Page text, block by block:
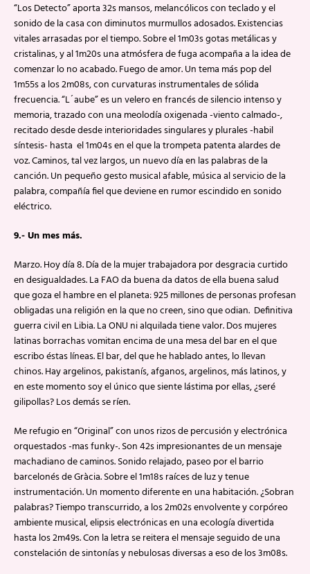
“Los Detecto” aporta 32s mansos, melancólicos con teclado y el
sonido de la casa con diminutos murmullos adosados. Existencias
vitales arrasadas por el tiempo. Sobre el 1m03s gotas metálicas y
cristalinas, y al 1m20s una atmósfera de fuga acompaña a la idea de
comenzar lo no acabado. Fuego de amor. Un tema más pop del
1m55s a los 2m08s, con curvaturas instrumentales de sólida
frecuencia. “L´aube” es un velero en francés de silencio intenso y
memoria, trazado con una meolodía oxigenada -viento calmado-,
recitado desde desde interioridades singulares y plurales -habil
síntesis- hasta el 1m04s en el que la trompeta patenta alardes de
voz. Caminos, tal vez largos, un nuevo día en las palabras de la
canción. Un pequeño gesto musical afable, música al servicio de la
palabra, compañía fiel que deviene en rumor escindido en sonido
eléctrico.
9.- Un mes más.
Marzo. Hoy día 8. Día de la mujer trabajadora por desgracia curtido
en desigualdades. La FAO da buena da datos de ella buena salud
que goza el hambre en el planeta: 925 millones de personas profesan
obligadas una religión en la que no creen, sino que odian. Definitiva
guerra civil en Libia. La ONU ni alquilada tiene valor. Dos mujeres
latinas borrachas vomitan encima de una mesa del bar en el que
escribo éstas líneas. El bar, del que he hablado antes, lo llevan
chinos. Hay argelinos, pakistanís, afganos, argelinos, más latinos, y
en este momento soy el único que siente lástima por ellas, ¿seré
gilipollas? Los demás se ríen.
Me refugio en “Original” con unos rizos de percusión y electrónica
orquestados -mas funky-. Son 42s impresionantes de un mensaje
machadiano de caminos. Sonido relajado, paseo por el barrio
barcelonés de Gràcia. Sobre el 1m18s raíces de luz y tenue
instrumentación. Un momento diferente en una habitación. ¿Sobran
palabras? Tiempo transcurrido, a los 2m02s envolvente y corpóreo
ambiente musical, elipsis electrónicas en una ecología divertida
hasta los 2m49s. Con la letra se reitera el mensaje seguido de una
constelación de sintonías y nebulosas diversas a eso de los 3m08s.